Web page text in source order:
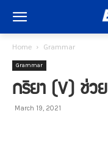
Home Grammar
Grammar
กริยา (V) ช่วย
March 19, 2021